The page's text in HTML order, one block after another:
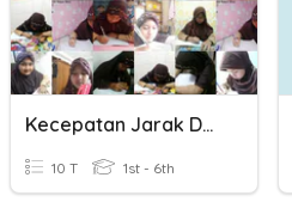
Kecepatan Jarak Dan Waktu
10 T 1st - 6th